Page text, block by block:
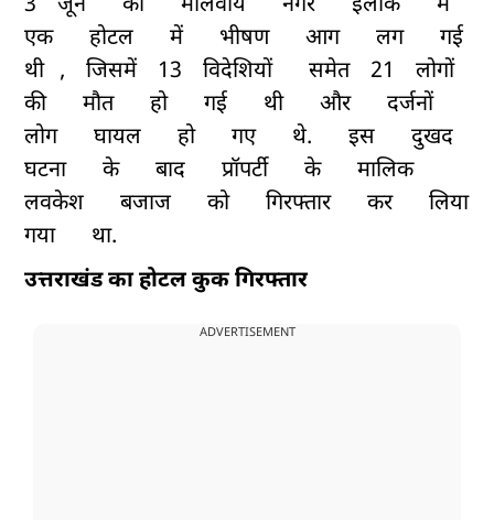
एक
होटल में भीषण आग लग
गई
थी , जिसमें 13 विदेशियों समेत 21
लोगों
की
मौत हो गई थी और
दर्जनों
लोग
घायल हो गए थे. इस
दुखद
घटना
के बाद प्रॉपर्टी के
मालिक
लवकेश
बजाज को गिरफ्तार कर
लिया
गया
था.
उत्तराखंड का होटल कुक गिरफ्तार
ADVERTISEMENT